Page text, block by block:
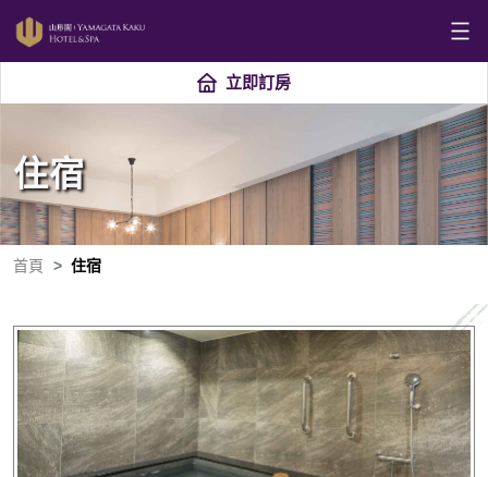
立即訂房
住宿
首頁 住宿